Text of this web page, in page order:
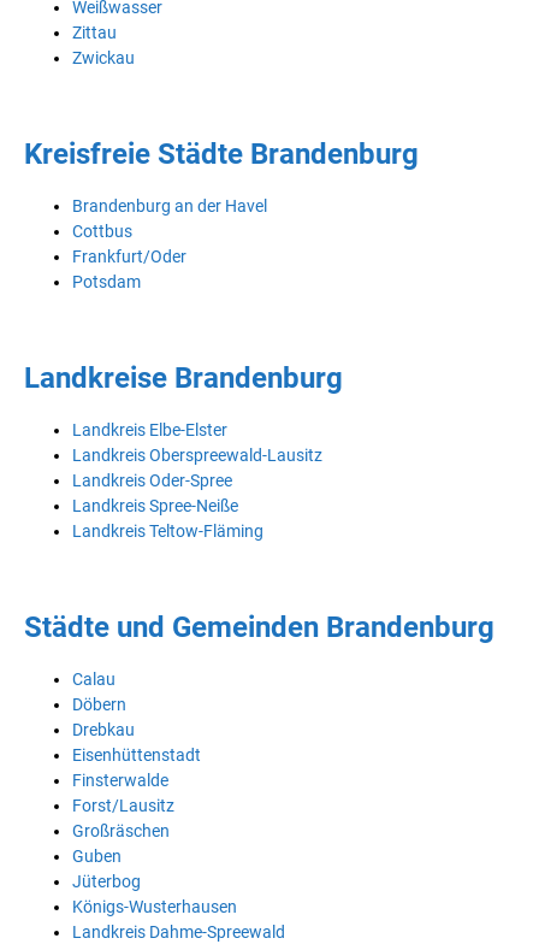
Weißwasser
Zittau
Zwickau
Kreisfreie Städte Brandenburg
Brandenburg an der Havel
Cottbus
Frankfurt/Oder
Potsdam
Landkreise Brandenburg
Landkreis Elbe-Elster
Landkreis Oberspreewald-Lausitz
Landkreis Oder-Spree
Landkreis Spree-Neiße
Landkreis Teltow-Fläming
Städte und Gemeinden Brandenburg
Calau
Döbern
Drebkau
Eisenhüttenstadt
Finsterwalde
Forst/Lausitz
Großräschen
Guben
Jüterbog
Königs-Wusterhausen
Landkreis Dahme-Spreewald